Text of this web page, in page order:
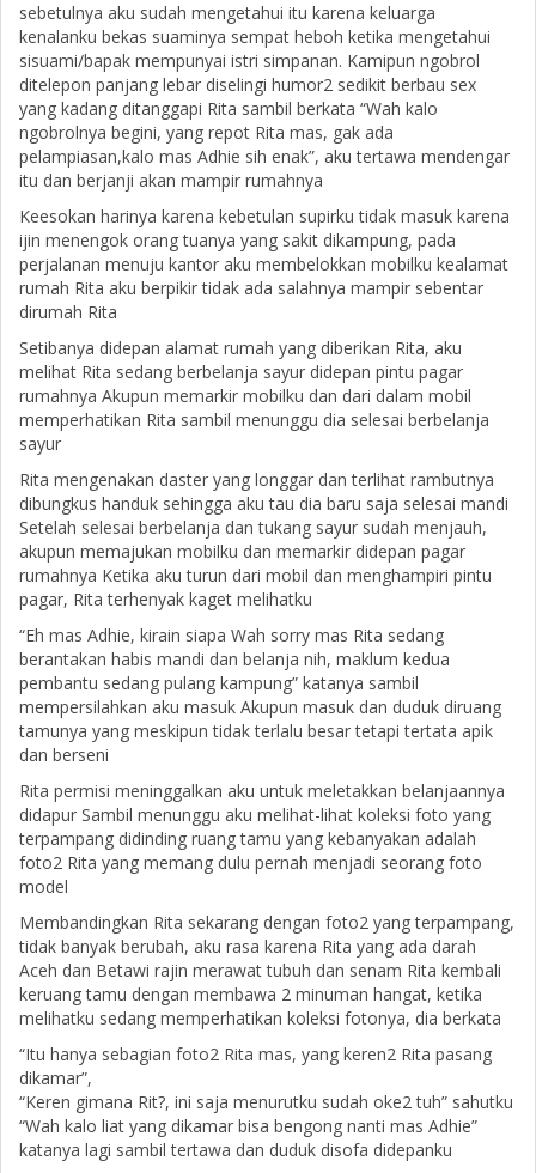
sebetulnya aku sudah mengetahui itu karena keluarga
kenalanku bekas suaminya sempat heboh ketika mengetahui
sisuami/bapak mempunyai istri simpanan. Kamipun ngobrol
ditelepon panjang lebar diselingi humor2 sedikit berbau sex
yang kadang ditanggapi Rita sambil berkata “Wah kalo
ngobrolnya begini, yang repot Rita mas, gak ada
pelampiasan,kalo mas Adhie sih enak”, aku tertawa mendengar
itu dan berjanji akan mampir rumahnya
Keesokan harinya karena kebetulan supirku tidak masuk karena
ijin menengok orang tuanya yang sakit dikampung, pada
perjalanan menuju kantor aku membelokkan mobilku kealamat
rumah Rita aku berpikir tidak ada salahnya mampir sebentar
dirumah Rita
Setibanya didepan alamat rumah yang diberikan Rita, aku
melihat Rita sedang berbelanja sayur didepan pintu pagar
rumahnya Akupun memarkir mobilku dan dari dalam mobil
memperhatikan Rita sambil menunggu dia selesai berbelanja
sayur
Rita mengenakan daster yang longgar dan terlihat rambutnya
dibungkus handuk sehingga aku tau dia baru saja selesai mandi
Setelah selesai berbelanja dan tukang sayur sudah menjauh,
akupun memajukan mobilku dan memarkir didepan pagar
rumahnya Ketika aku turun dari mobil dan menghampiri pintu
pagar, Rita terhenyak kaget melihatku
“Eh mas Adhie, kirain siapa Wah sorry mas Rita sedang
berantakan habis mandi dan belanja nih, maklum kedua
pembantu sedang pulang kampung” katanya sambil
mempersilahkan aku masuk Akupun masuk dan duduk diruang
tamunya yang meskipun tidak terlalu besar tetapi tertata apik
dan berseni
Rita permisi meninggalkan aku untuk meletakkan belanjaannya
didapur Sambil menunggu aku melihat-lihat koleksi foto yang
terpampang didinding ruang tamu yang kebanyakan adalah
foto2 Rita yang memang dulu pernah menjadi seorang foto
model
Membandingkan Rita sekarang dengan foto2 yang terpampang,
tidak banyak berubah, aku rasa karena Rita yang ada darah
Aceh dan Betawi rajin merawat tubuh dan senam Rita kembali
keruang tamu dengan membawa 2 minuman hangat, ketika
melihatku sedang memperhatikan koleksi fotonya, dia berkata
“Itu hanya sebagian foto2 Rita mas, yang keren2 Rita pasang
dikamar”,
“Keren gimana Rit?, ini saja menurutku sudah oke2 tuh” sahutku
“Wah kalo liat yang dikamar bisa bengong nanti mas Adhie”
katanya lagi sambil tertawa dan duduk disofa didepanku